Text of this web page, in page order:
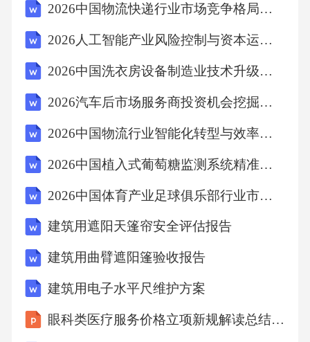
测仪和应急堵漏装备，针对哑炮处理制定“15分
钟撤离+30分钟排查”的快速响应流程。防控措
施与技术应用现场监测与隐患排查部署物联网
浓度等数据，超标自动触发预警并暂停作业。
采用无人机巡检替代人工排查高陡边坡、采空
区等危险区域，通过热成像识别潜在火工品残
留。动态监测体系建立“发现-评估-整改-验收”四
步流程，使用信息化平台跟踪隐患整改进度，
未闭环不得复工。每月开展“交叉互检+专家会
诊”，重点排查起爆器电池老化、导爆管磨损等
易忽视风险项。隐患闭环管理PART04人员培训
物品安全管理条例》等核心法规，结合2026年
2026中国物流快递行业市场竞争格局与投资评估规划分析研究报告
2026人工智能产业风险控制与资本运作策略分析
2026中国洗衣房设备制造业技术升级与出口前景分析报告
2026汽车后市场服务商投资机会挖掘与资本运作策略研究报告
2026中国物流行业智能化转型与效率提升战略研究
2026中国植入式葡萄糖监测系统精准度改进与患者依从性研究报告
2026中国体育产业足球俱乐部行业市场现状供需分析及投资评估规划分析研究报告
建筑用遮阳天篷帘安全评估报告
建筑用曲臂遮阳篷验收报告
建筑用电子水平尺维护方案
眼科类医疗服务价格立项新规解读总结2026